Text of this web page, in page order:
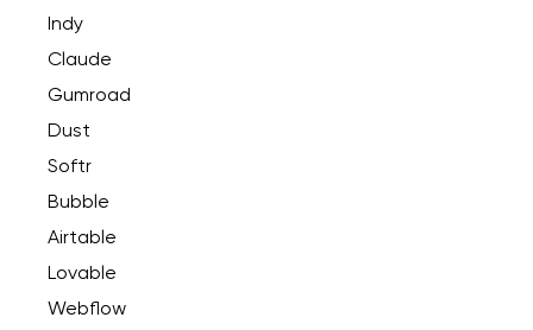
Indy
Claude
Gumroad
Dust
Softr
Bubble
Airtable
Lovable
Webflow